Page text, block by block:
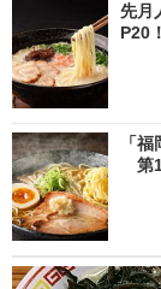
先月
P20
「
第1